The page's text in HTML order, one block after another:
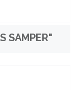
SAMPER"